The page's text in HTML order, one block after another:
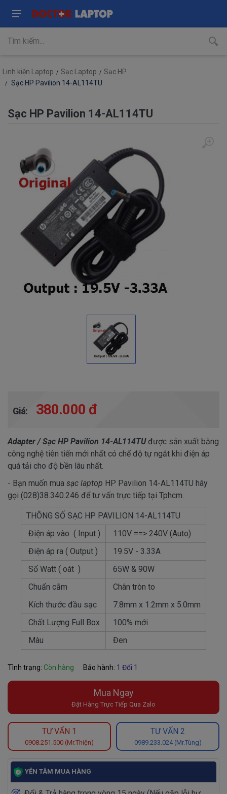
Linh kiện Laptop Sạc Laptop
Sạc HP
Sạc HP Pavilion 14-AL114TU
Sạc HP Pavilion 14-AL114TU
Giá: 380.000 đ
Adapter / Sạc HP Pavilion 14-AL114TU được sản xuất bằng
công nghệ tiên tiến mới nhất có chế độ tự ngắt khi điện áp
quá tải cho độ bền lâu nhất.
- Bạn muốn mua sạc laptop HP Pavilion 14-AL114TU hãy
gọi (028)38.340.246 để tư vấn trực tiếp tại Tphcm.
THÔNG SỐ SẠC HP PAVILION 14-AL114TU
Điện áp vào ( Input )
110V ==> 240V (Auto)
Điện áp ra ( Output )
19.5V - 3.33A
Số Watt ( oát )
65W & 90W
Chuẩn cắm
Chân tròn to
Kích thước đầu sạc
7.8mm x 1.2mm x 5.0mm
Chất Lượng Full Box
100% mới
Màu
Đen
Tình trạng: Còn hàng Bảo hành: 1 Đổi 1
Mua Ngay
Đặt Hàng Trực Tiếp Qua Zalo
TƯ VẤN 1
0908.251.500 (Mr.Thiện)
TƯ VẤN 2
0989.233.024 (Mr.Tùng)
YÊN TÂM MUA HÀNG